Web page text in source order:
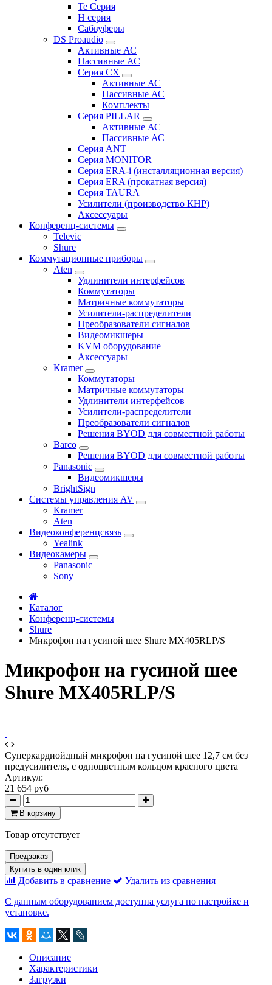
Te Серия
H серия
Сабвуферы
DS Proaudio
Активные АС
Пассивные АС
Серия CX
Активные АС
Пассивные АС
Комплекты
Серия PILLAR
Активные АС
Пассивные АС
Серия ANT
Серия MONITOR
Серия ERA-i (инсталляционная версия)
Серия ERA (прокатная версия)
Серия TAURA
Усилители (производство КНР)
Аксессуары
Конференц-системы
Televic
Shure
Коммутационные приборы
Aten
Удлинители интерфейсов
Коммутаторы
Матричные коммутаторы
Усилители-распределители
Преобразователи сигналов
Видеомикшеры
KVM оборудование
Аксессуары
Kramer
Коммутаторы
Матричные коммутаторы
Удлинители интерфейсов
Усилители-распределители
Преобразователи сигналов
Решения BYOD для совместной работы
Barco
Решения BYOD для совместной работы
Panasonic
Видеомикшеры
BrightSign
Системы управления AV
Kramer
Aten
Видеоконференцсвязь
Yealink
Видеокамеры
Panasonic
Sony
Каталог
Конференц-системы
Shure
Микрофон на гусиной шее Shure MX405RLP/S
Микрофон на гусиной шее
Shure MX405RLP/S
Суперкардиойдный микрофон на гусиной шее 12,7 см без
предусилителя, с одноцветным кольцом красного цвета
Артикул:
21 654 руб
В корзину
Товар отсутствует
Предзаказ
Купить в один клик
Добавить в сравнение
Удалить из сравнения
С данным оборудованием доступна услуга по настройке и
установке.
Описание
Характеристики
Загрузки